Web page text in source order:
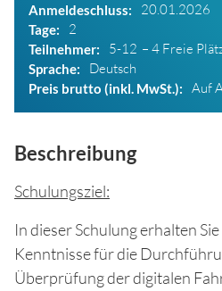
Anmeldeschluss 20.01.2026
Tage 2
Teilnehmer 5-12 4 Freie
Sprache Deutsch
Preis brutto (inkl. MwSt.) Auf
Beschreibung
Schulungsziel:
In dieser Schulung erhalten
Kenntnisse für die
Überprüfung der digitalen